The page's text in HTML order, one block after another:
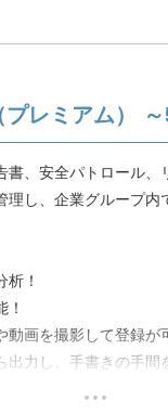
レミアム） ～
書、安全パトロール
理し、企業グループ内
！
画を撮影して登録が
力し、手書きの手間